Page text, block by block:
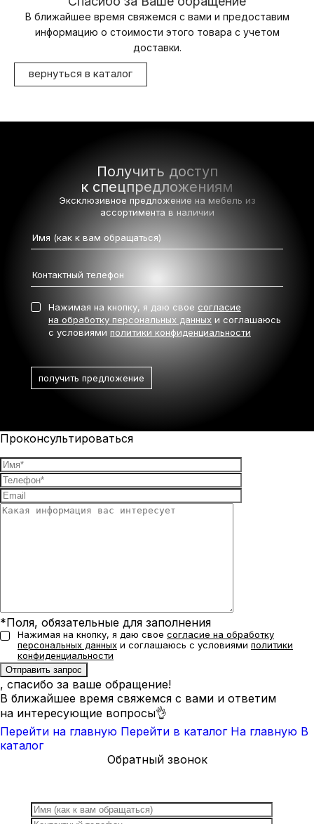
В ближайшее время свяжемся с вами и предоставим
информацию о стоимости этого товара с учетом
доставки.
вернуться в каталог
Получить доступ
к спецпредложениям
Эксклюзивное предложение на мебель из
ассортимента в наличии
Нажимая на кнопку, я даю свое согласие
на обработку персональных данных и соглашаюсь
с условиями политики конфиденциальности
Проконсультироваться
*Поля, обязательные для заполнения
Нажимая на кнопку, я даю свое согласие на обработку
персональных данных и соглашаюсь с условиями политики
конфиденциальности
, спасибо за ваше обращение!
В ближайшее время свяжемся с вами и ответим
на интересующие вопросы👌
Перейти на главную Перейти в каталог На главную В
каталог
Обратный звонок